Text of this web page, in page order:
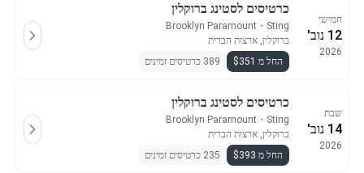
חמישי
12 נוב'
2026
כרטיסים לסטינג ברוקלין
Sting
・
Brooklyn Paramount
ברוקלין, ארצות הברית
החל מ $351
389 כרטיסים זמינים
שבת
14 נוב'
2026
כרטיסים לסטינג ברוקלין
Sting
・
Brooklyn Paramount
ברוקלין, ארצות הברית
החל מ $393
235 כרטיסים זמינים